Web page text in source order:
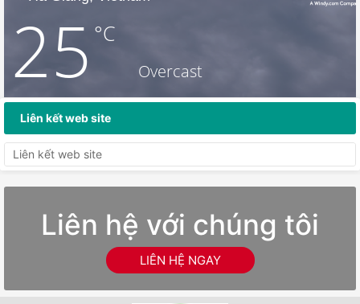
Liên kết web site
Liên hệ với chúng tôi
LIÊN HỆ NGAY